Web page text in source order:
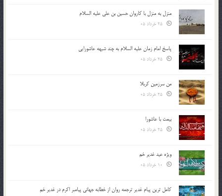
منزل به منزل با کاروان حسین بن علی علیه السلام
پاسخ امام زمان علیه السلام به چند شبهه عاشورایی
من سرزمین کربلا
بیعت با عاشورا
ویژه عید غدیر خم
کامل ترین پیام غدیر ترجمه روان از خطابه جهانی پیامبر اکرم در غدیر خم